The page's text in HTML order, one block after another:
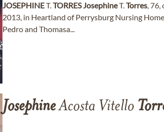
JOSEPHINET.TORRESJosephineT.Torres, 76,
2013, in Heartland of Perrysburg Nursing
Pedro and Thomasa...
JosephineAcosta Vitello